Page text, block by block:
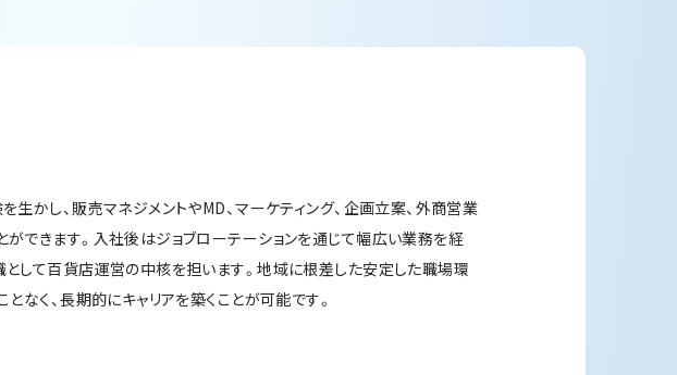
生かし、販売マネジメントやMD、マーケティング、企画立案、外商営業
できます。入社後はジョブローテーションを通じて幅広い業務を経
して百貨店運営の中核を担います。地域に根差した安定した職場環
なく、長期的にキャリアを築くことが可能です。